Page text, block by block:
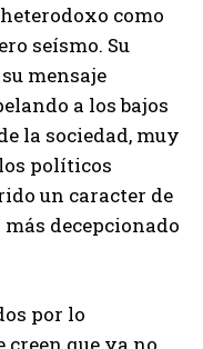
como
seísmo. Su
mensaje
a los bajos
la sociedad, muy
políticos
un caracter de
decepcionado
por lo
creen que ya no